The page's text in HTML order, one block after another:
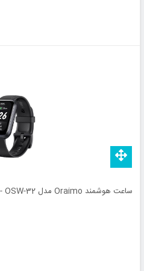
ساعت هوشمند Oraimo مدل OSW-32 - مشکی